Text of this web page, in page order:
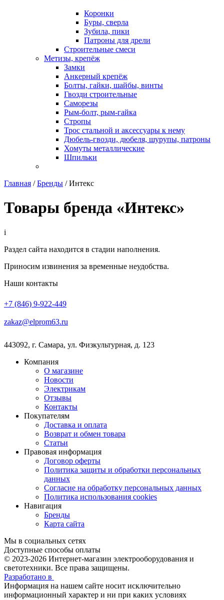
Коронки
Буры, сверла
Зубила, пики
Патроны для дрели
Строительные смеси
Метизы, крепёж
Замки
Анкерный крепёж
Болты, гайки, шайбы, винты
Гвозди строительные
Саморезы
Рым-болт, рым-гайка
Стропы
Трос стальной и аксессуары к нему
Дюбель-гвозди, дюбеля, шурупы, патроны
Хомуты металлические
Шпильки
Главная /Бренды /Интекс
Товары бренда «Интекс»
i
Раздел сайта находится в стадии наполнения.
Приносим извинения за временные неудобства.
Наши контакты
+7 (846) 9-922-449
zakaz@elprom63.ru
443092, г. Самара, ул. Физкультурная, д. 123
Компания
О магазине
Новости
Электрикам
Отзывы
Контакты
Покупателям
Доставка и оплата
Возврат и обмен товара
Статьи
Правовая информация
Договор оферты
Политика защиты и обработки персональных
данных
Согласие на обработку персональных данных
Политика использования cookies
Навигация
Бренды
Карта сайта
Мы в социальных сетях
Доступные способы оплаты
© 2023-2026 Интернет-магазин электрооборудования и
светотехники. Все права защищены.
Разработано в
Информация на нашем сайте носит исключительно
информационный характер и ни при каких условиях